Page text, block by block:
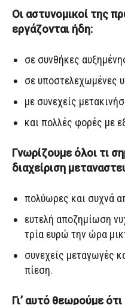
Οι αστυνομικοί της
εργάζονται ήδη:
σε συνθήκες
σε υποστελεχωμένες
με συνεχείς
και πολλές φορές με
Γνωρίζουμε όλοι τι
διαχείριση
πολύωρες και συχνά
ευτελή αποζημίωση
τρία ευρώ την ώρα
συνεχείς μεταγωγές
πίεση.
Γι’ αυτό θεωρούμε